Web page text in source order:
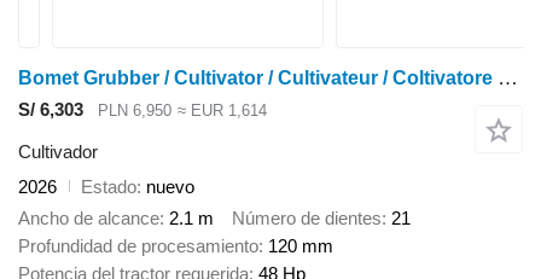
Bomet Grubber / Cultivator / Cultivateur / Coltivatore 2,1 m
S/ 6,303 PLN 6,950 ≈ EUR 1,614
Cultivador
2026
Estado nuevo
Ancho de alcance 2.1 m Número de dientes 21
Profundidad de procesamiento 120 mm
Potencia del tractor requerida 48 Hp